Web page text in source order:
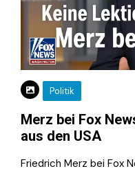
Politik
Merz bei Fox
aus den USA
Friedrich Merz bei Fox